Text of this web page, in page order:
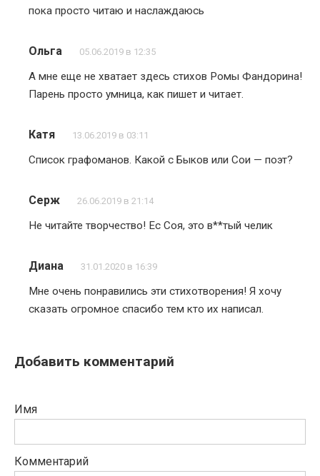
пока просто читаю и наслаждаюсь
Ольга 05.06.2019 в 12:35
А мне еще не хватает здесь стихов Ромы Фандорина!
Парень просто умница, как пишет и читает.
Катя 13.06.2019 в 03:11
Список графоманов. Какой с Быков или Сои — поэт?
Серж 26.06.2019 в 21:14
Не читайте творчество! Ес Соя, это в**тый челик
Диана 31.01.2020 в 16:39
Мне очень понравились эти стихотворения! Я хочу
сказать огромное спасибо тем кто их написал.
Добавить комментарий
Имя
Комментарий